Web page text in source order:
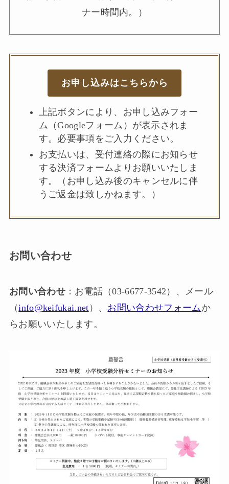
ナー時間内。）
お申し込みはこちらから
上記ボタンにより、お申し込みフォー
ム（Googleフォーム）が表示されま
す。必要事項をご入力ください。
お支払いは、受付連絡の際にお知らせ
する決済フォームよりお願いいたしま
す。（お申し込み後のキャンセルに伴
うご返金は致しかねます。）
お問い合わせ
お問い合わせ：お電話（03-6677-3542）、メール
（info@keifukai.net ）、 お問い合わせフォーム か
らお願いいたします。